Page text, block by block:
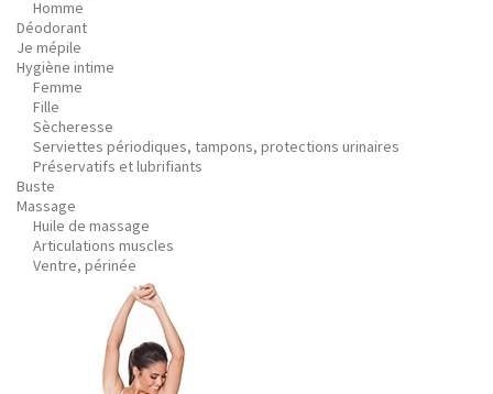
Homme
Déodorant
Je mépile
Hygiène intime
Femme
Fille
Sècheresse
Serviettes périodiques, tampons, protections urinaires
Préservatifs et lubrifiants
Buste
Massage
Huile de massage
Articulations muscles
Ventre, périnée